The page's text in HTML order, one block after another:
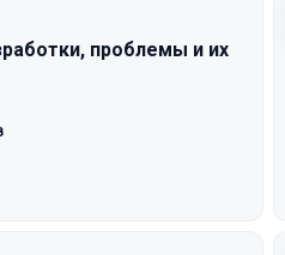
проблемы и их